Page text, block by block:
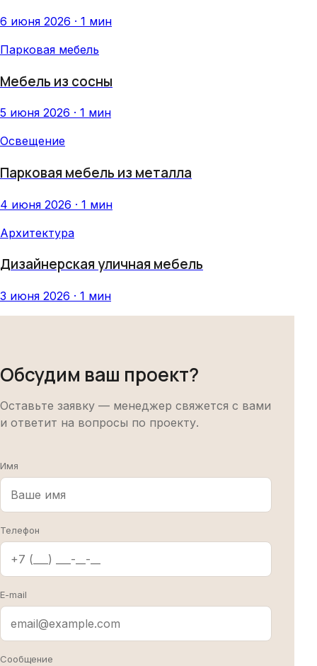
6 июня 2026 · 1 мин
Парковая мебель
Мебель из сосны
5 июня 2026 · 1 мин
Освещение
Парковая мебель из металла
4 июня 2026 · 1 мин
Архитектура
Дизайнерская уличная мебель
3 июня 2026 · 1 мин
Обсудим ваш проект?
Оставьте заявку — менеджер свяжется с вами
и ответит на вопросы по проекту.
Имя
Телефон
E-mail
Сообщение